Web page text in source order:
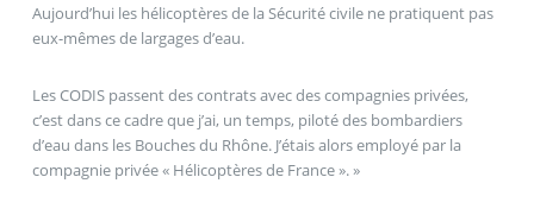
Aujourd’hui les hélicoptères de la Sécurité civile ne pratiquent pas
eux-mêmes de largages d’eau.
Les CODIS passent des contrats avec des compagnies privées,
c’est dans ce cadre que j’ai, un temps, piloté des bombardiers
d’eau dans les Bouches du Rhône. J’étais alors employé par la
compagnie privée « Hélicoptères de France ». »